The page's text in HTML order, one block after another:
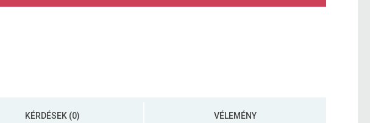
KÉRDÉSEK (0) VÉLEMÉNY